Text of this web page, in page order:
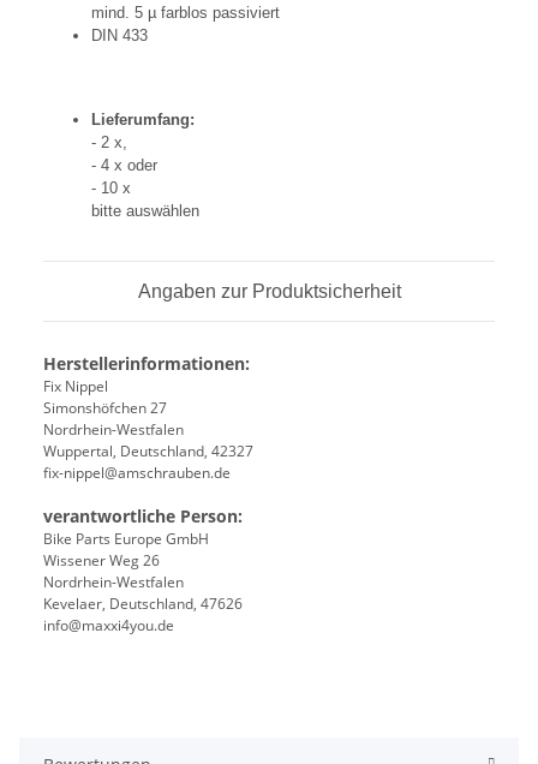
mind. 5 µ farblos passiviert
DIN 433
Lieferumfang:
- 2 x,
- 4 x oder
- 10 x
bitte auswählen
Angaben zur Produktsicherheit
Herstellerinformationen:
Fix Nippel
Simonshöfchen 27
Nordrhein-Westfalen
Wuppertal, Deutschland, 42327
fix-nippel@amschrauben.de
verantwortliche Person:
Bike Parts Europe GmbH
Wissener Weg 26
Nordrhein-Westfalen
Kevelaer, Deutschland, 47626
info@maxxi4you.de